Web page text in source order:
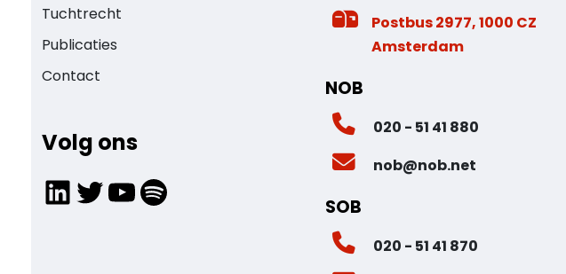
Tuchtrecht
Publicaties
Contact
Volg ons
LinkedIn
Twitter
YouTube
Spotify
Postbus 2977, 1000 CZ
Amsterdam
NOB
020 - 51 41 880
nob@nob.net
SOB
020 - 51 41 870